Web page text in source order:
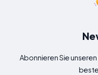
Abonnieren Sie